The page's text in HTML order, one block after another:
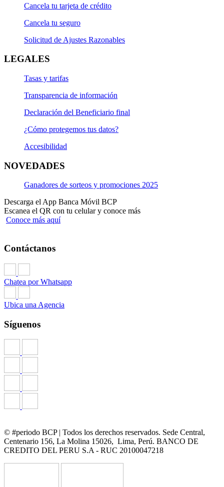
Cancela tu tarjeta de crédito
Cancela tu seguro
Solicitud de Ajustes Razonables
LEGALES
Tasas y tarifas
Transparencia de información
Declaración del Beneficiario final
¿Cómo protegemos tus datos?
Accesibilidad
NOVEDADES
Ganadores de sorteos y promociones 2025
Descarga el App Banca Móvil BCP
Escanea el QR con tu celular y conoce más
Conoce más aquí
Contáctanos
Chatea por Whatsapp
Ubica una Agencia
Síguenos
© #periodo BCP | Todos los derechos reservados. Sede Central,
Centenario 156, La Molina 15026, Lima, Perú. BANCO DE
CREDITO DEL PERU S.A - RUC 20100047218